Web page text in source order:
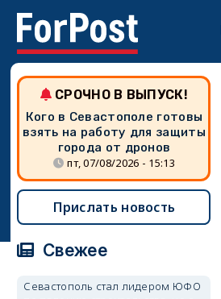
СРОЧНО В ВЫПУСК!
Кого в Севастополе готовы
взять на работу для защиты
города от дронов
пт, 07/08/2026 - 15:13
Прислать новость
Свежее
Севастополь стал лидером ЮФО